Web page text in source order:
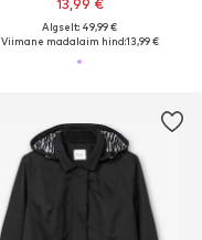
13,99 €
Algselt: 49,99 €
Viimane madalaim hind:13,99 €